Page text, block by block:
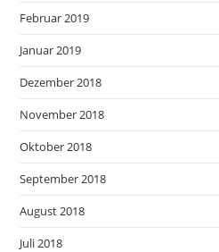
Februar 2019
Januar 2019
Dezember 2018
November 2018
Oktober 2018
September 2018
August 2018
Juli 2018